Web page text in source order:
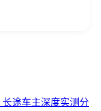
途车主深度实测分